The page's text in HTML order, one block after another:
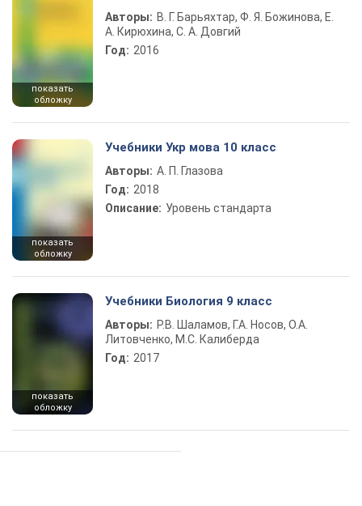
показать
обложку
Авторы: В. Г. Барьяхтар, Ф. Я. Божинова, Е.
А. Кирюхина, С. А. Довгий
Год: 2016
показать
обложку
Учебники Укр мова 10 класс
Авторы: А. П. Глазова
Год: 2018
Описание: Уровень стандарта
показать
обложку
Учебники Биология 9 класс
Авторы: Р.В. Шаламов, Г.А. Носов, О.А.
Литовченко, М.С. Калиберда
Год: 2017